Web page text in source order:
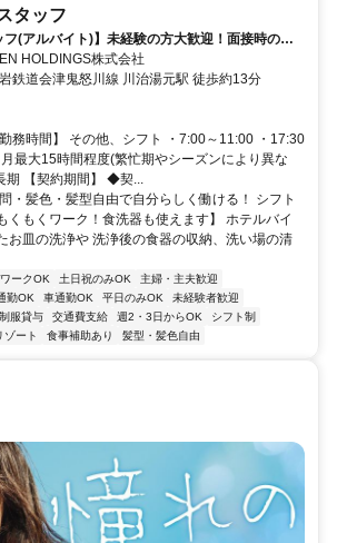
タッフ
フ(アルバイト)】未経験の方大歓迎！面接時の履
HOLDINGS株式会社
鉄道会津鬼怒川線 川治湯元駅 徒歩約13分
務時間】 その他、シフト ・7:00～11:00 ・17:30
最大15時間程度(繁忙期やシーズンにより異な
期 【契約期間】 ◆契...
・髪色・髪型自由で自分らしく働ける！ シフト
くもくワーク！食洗器も使えます】 ホテルバイ
お皿の洗浄や 洗浄後の食器の収納、洗い場の清
ークOK 土日祝のみOK
主婦・主夫歓迎
勤OK 車通勤OK 平日のみOK
未経験者歓迎
制服貸与 交通費支給 週2・3日からOK
シフト制
ゾート 食事補助あり 髪型・髪色自由